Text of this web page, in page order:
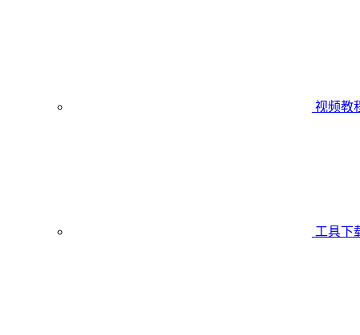
视频教
工具下